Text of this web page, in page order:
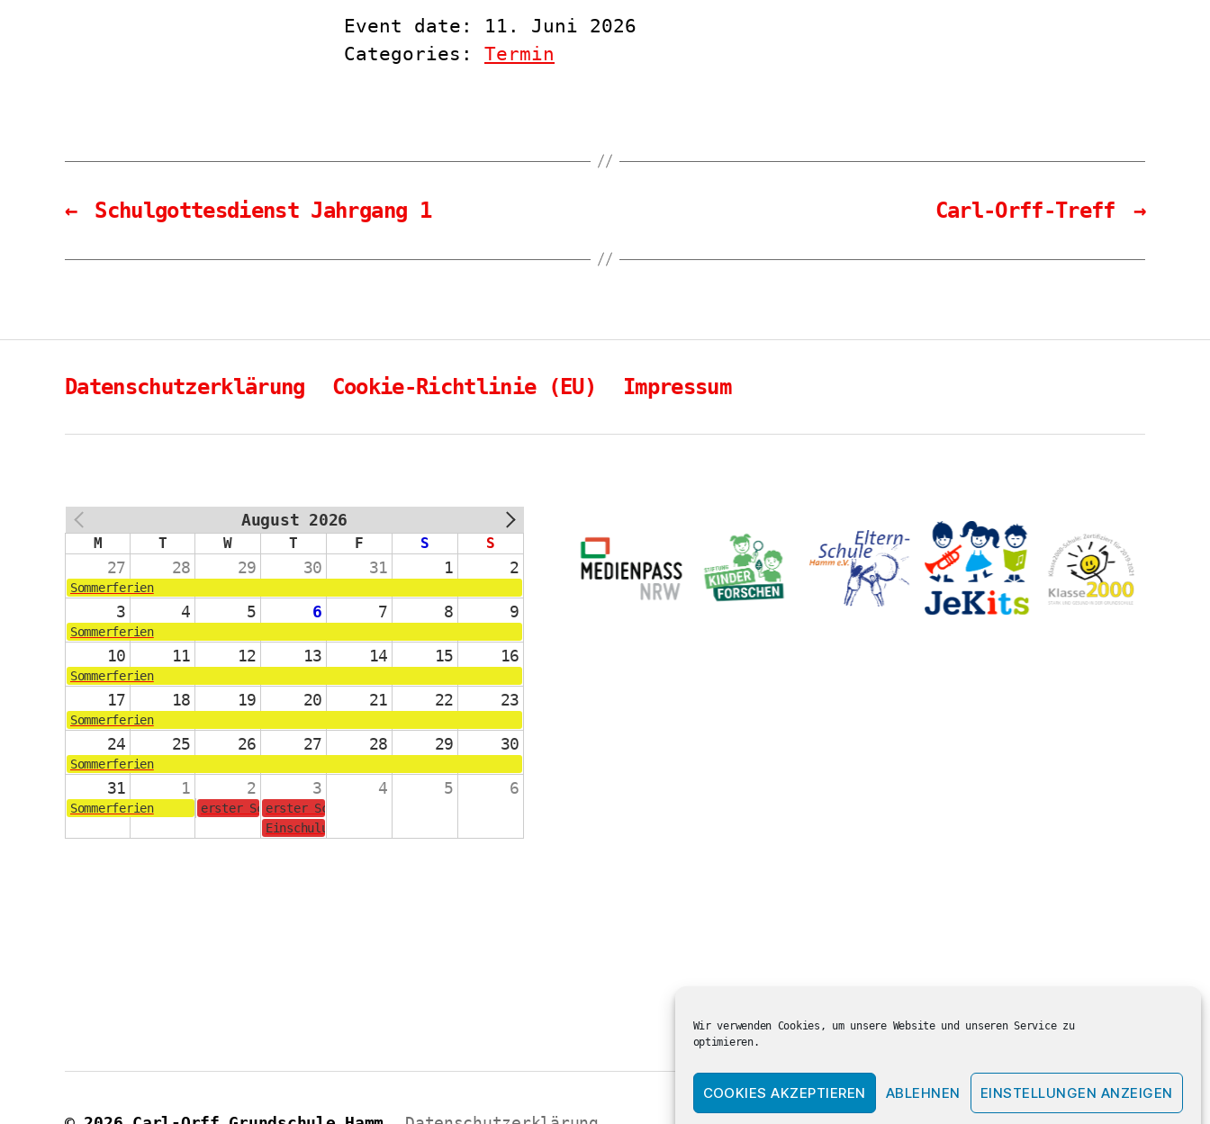
Wir verwenden Cookies, um unsere Website und unseren Service zu
optimieren.
COOKIES AKZEPTIEREN ABLEHNEN EINSTELLUNGEN ANZEIGEN
Event date: 11. Juni 2026
Categories: Termin
← Schulgottesdienst Jahrgang 1 →
Carl-Orff-Treff
Datenschutzerklärung Cookie-Richtlinie (EU) Impressum
August 2026
M T W T F S S
27 28 29 30 31 1 2
Sommerferien
3 4 5 6 7 8 9
Sommerferien
10 11 12 13 14 15 16
Sommerferien
17 18 19 20 21 22 23
Sommerferien
24 25 26 27 28 29 30
Sommerferien
31 1 2 3 4 5 6
Sommerferien erster Schultag für die Jahrgänge 2-4
erster Schultag für die Schulanfänger:innen
Einschulungsgottesdienst in der ev. Kirche